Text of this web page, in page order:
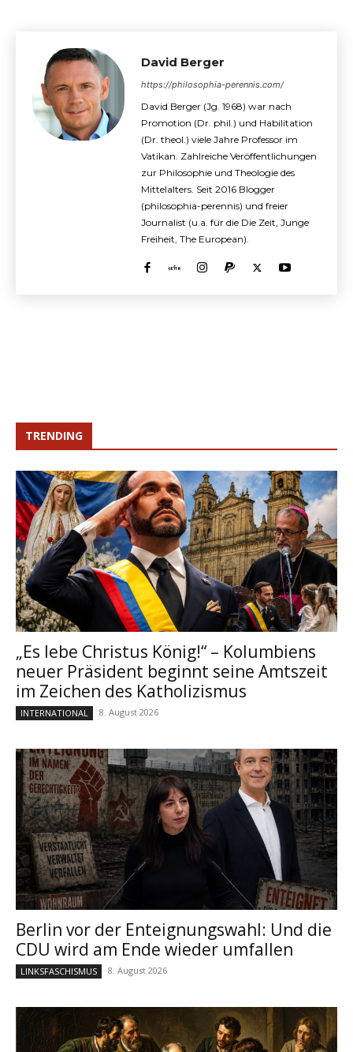
David Berger
https://philosophia-perennis.com/
David Berger (Jg. 1968) war nach
Promotion (Dr. phil.) und Habilitation
(Dr. theol.) viele Jahre Professor im
Vatikan. Zahlreiche Veröffentlichungen
zur Philosophie und Theologie des
Mittelalters. Seit 2016 Blogger
(philosophia-perennis) und freier
Journalist (u.a. für die Die Zeit, Junge
Freiheit, The European).
TRENDING
„Es lebe Christus König!“ – Kolumbiens
neuer Präsident beginnt seine Amtszeit
im Zeichen des Katholizismus
INTERNATIONAL 8. August 2026
Berlin vor der Enteignungswahl: Und die
CDU wird am Ende wieder umfallen
LINKSFASCHISMUS 8. August 2026